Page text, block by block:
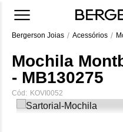
Bergerson Joias Acessórios
Mochila
- MB130275
Cód: KOVI0052